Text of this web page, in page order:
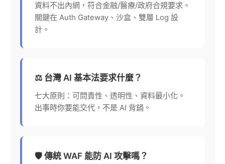
資料不出內網，符合金融/醫療/政府合規要求。
關鍵在 Auth Gateway、沙盒、雙層 Log 設
計。
⚖️ 台灣 AI 基本法要求什麼？
七大原則：可問責性、透明性、資料最小化。
出事時你要能交代，不是 AI 背鍋。
🛡️ 傳統 WAF 能防 AI 攻擊嗎？